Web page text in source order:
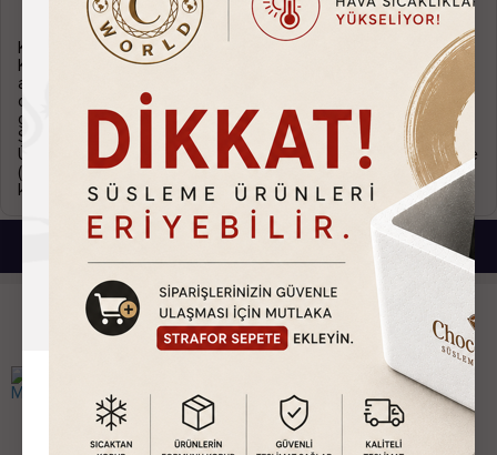
Türkiye ve yurtdışı geneli servis ağı ve satış sonrası destek.
Kargo ve İade
Kargonuzu teslim almadan önce lütfen eksik, hasarlı ya da
ayıplı olup olmadığını kontrol ediniz. Eğer kargonuzda normal
dışı bir durum gözlemlerseniz zabıt tutarak ürününüzü kargo
görevlisine iade ediniz.
Sipariş Kargoya Verilişi
Ürünler siparişi verdiğiniz tarihten itibaren aksi belirtilmedikçe
(Hızlı kargo vb. uyarı simgeleri.) 2 iş günü içerisinde
kargolanmaktadır.
Bu Ürünlerde İlginizi Çekebilir.